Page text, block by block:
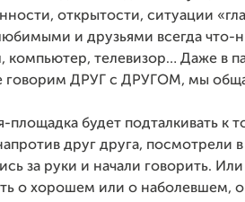
открытости, ситуации
и друзьями всегда что-
компьютер, телевизор… Даже в
говорим ДРУГ с ДРУГОМ, мы
площадка будет подталкивать к
друг друга, посмотрели в
за руки и начали говорить.
о хорошем или о наболевшем,